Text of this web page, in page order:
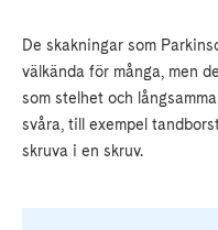
De skakningar som
välkända för många, men
som stelhet och
svåra, till exempel
skruva i en skruv.